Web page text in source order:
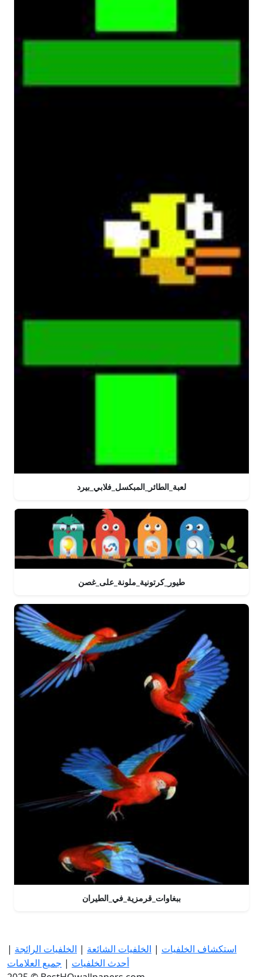
لعبة_الطائر_المبكسل_فلابي_بيرد
طيور_كرتونية_ملونة_على_غصن
ببغاوات_قرمزية_في_الطيران
استكشاف الخلفيات | الخلفيات الشائعة | الخلفيات الرائجة |
أحدث الخلفيات | جميع العلامات